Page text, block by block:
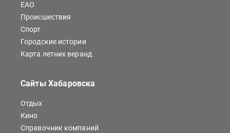
ЕАО
Происшествия
Спорт
Городские истории
Карта летних веранд
Сайты Хабаровска
Отдых
Кино
Справочник компаний